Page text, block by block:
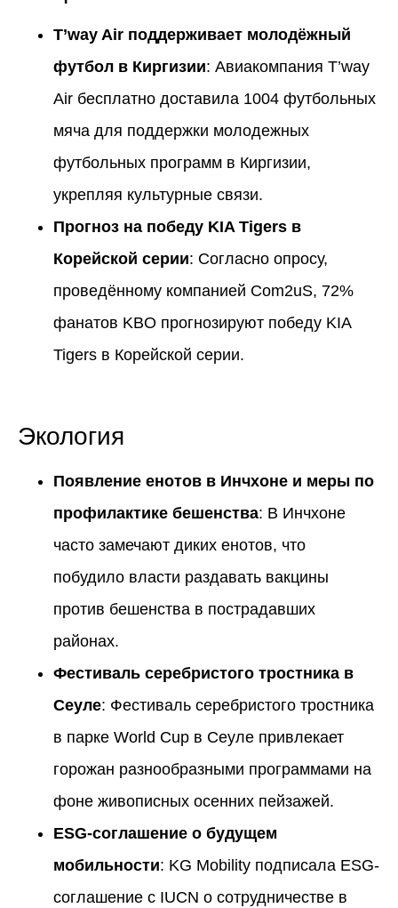
T’way Air поддерживает молодёжный
футбол в Киргизии: Авиакомпания T’way
Air бесплатно доставила 1004 футбольных
мяча для поддержки молодежных
футбольных программ в Киргизии,
укрепляя культурные связи.
Прогноз на победу KIA Tigers в
Корейской серии: Согласно опросу,
проведённому компанией Com2uS, 72%
фанатов KBO прогнозируют победу KIA
Tigers в Корейской серии.
Экология
Появление енотов в Инчхоне и меры по
профилактике бешенства: В Инчхоне
часто замечают диких енотов, что
побудило власти раздавать вакцины
против бешенства в пострадавших
районах.
Фестиваль серебристого тростника в
Сеуле: Фестиваль серебристого тростника
в парке World Cup в Сеуле привлекает
горожан разнообразными программами на
фоне живописных осенних пейзажей.
ESG-соглашение о будущем
мобильности: KG Mobility подписала ESG-
соглашение с IUCN о сотрудничестве в